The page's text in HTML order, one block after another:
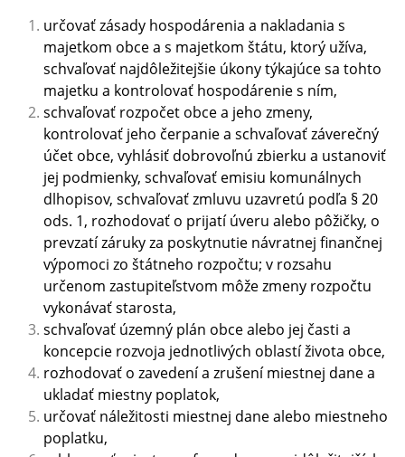
určovať zásady hospodárenia a nakladania s
majetkom obce a s majetkom štátu, ktorý užíva,
schvaľovať najdôležitejšie úkony týkajúce sa tohto
majetku a kontrolovať hospodárenie s ním,
schvaľovať rozpočet obce a jeho zmeny,
kontrolovať jeho čerpanie a schvaľovať záverečný
účet obce, vyhlásiť dobrovoľnú zbierku a ustanoviť
jej podmienky, schvaľovať emisiu komunálnych
dlhopisov, schvaľovať zmluvu uzavretú podľa § 20
ods. 1, rozhodovať o prijatí úveru alebo pôžičky, o
prevzatí záruky za poskytnutie návratnej finančnej
výpomoci zo štátneho rozpočtu; v rozsahu
určenom zastupiteľstvom môže zmeny rozpočtu
vykonávať starosta,
schvaľovať územný plán obce alebo jej časti a
koncepcie rozvoja jednotlivých oblastí života obce,
rozhodovať o zavedení a zrušení miestnej dane a
ukladať miestny poplatok,
určovať náležitosti miestnej dane alebo miestneho
poplatku,